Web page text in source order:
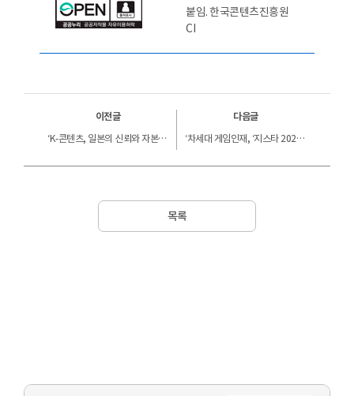
붙임. 한국콘텐츠진흥원
CI
이전글
‘K-콘텐츠, 일본의 신뢰와 자본을 동시에 얻다’ 콘진원, ‘유녹 2025 in 일본’ 성황리 개최
다음글
‘차세대 게임인재, ‘지스타 2025’서 창의력과 기술력으로 빛나다’ 콘진원, 게임인재원 졸업·미니 기획 작품 10편 공개
목록